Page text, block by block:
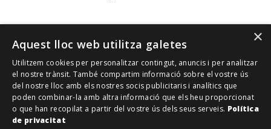
Tots els drets reservats.
Financiado por la Unión Europea – NextGenerationEU
×
Aquest lloc web utilitza galetes
Utilitzem cookies per personalitzar contingut, anuncis i per analitzar
el nostre trànsit. També compartim informació sobre el vostre ús
del nostre lloc amb els nostres socis publicitaris i analítics que
poden combinar-la amb altra informació que els heu proporcionat
o que han recopilat a partir del vostre ús dels seus serveis. Política
de privacitat